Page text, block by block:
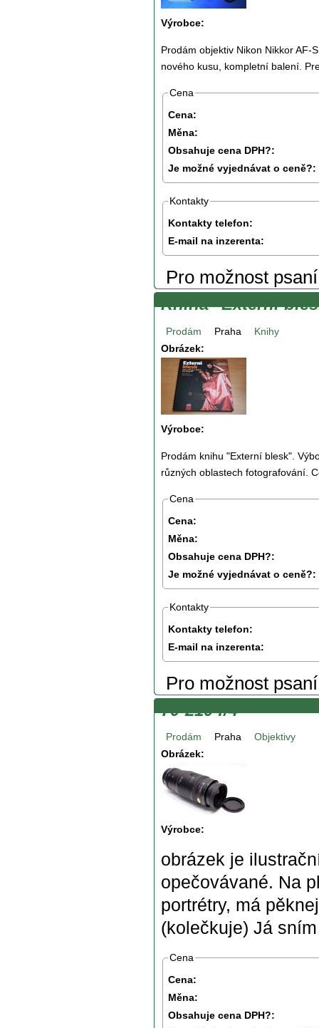
Výrobce:
Prodám objektiv Nikon Nikkor AF-
nového kusu, kompletní balení.
Cena
Cena:
Měna:
Obsahuje cena DPH?:
Je možné vyjednávat o ceně?:
Kontakty
Kontakty telefon:
E-mail na inzerenta:
Pro možnost
Kniha "Externí
Prodám Praha
Knihy
Obrázek:
Výrobce:
Prodám knihu "Externí blesk".
různých oblastech fotografování.
Cena
Cena:
Měna:
Obsahuje cena DPH?:
Je možné vyjednávat o ceně?:
Kontakty
Kontakty telefon:
E-mail na inzerenta:
Pro možnost
70-210 f/4
Prodám Praha
Objektivy
Obrázek:
Výrobce:
obrázek je
opečovávané. Na
portrétry, má
(kolečkuje) Já
Cena
Cena:
Měna:
Obsahuje cena DPH?: